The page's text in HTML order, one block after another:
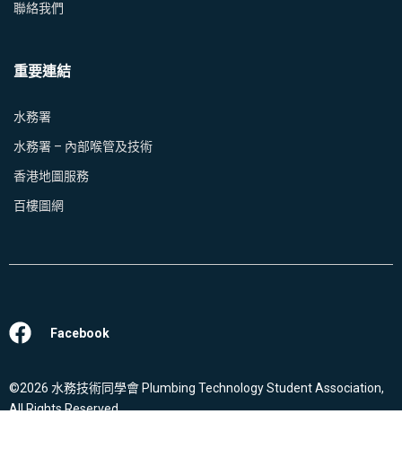
聯絡我們
重要連結
水務署
水務署 – 內部喉管及技術
香港地圖服務
百樓圖網
Facebook
©2026 水務技術同學會 Plumbing Technology Student Association,
All Rights Reserved.